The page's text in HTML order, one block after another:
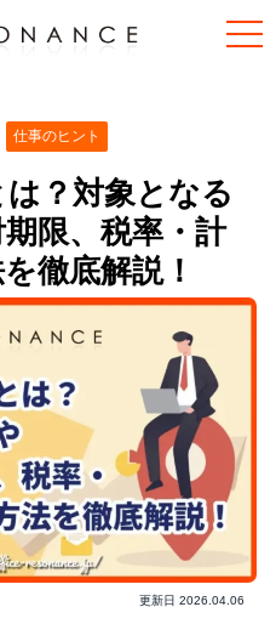
仕事のヒント
？対象となる
限、税率・計
徹底解説！
更新日 2026.04.06